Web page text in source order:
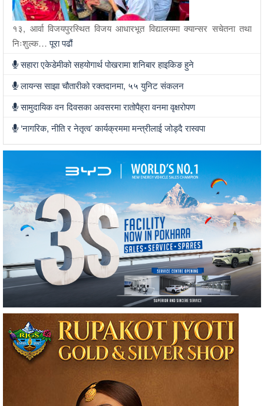
१३, आर्वा विजयपुरस्थित विजय आधारभूत विद्यालयमा क्यान्सर सचेतना तथा
निःशुल्क…पूरा पढौं
सहारा एकेडेमीको सहयोगार्थ पोखरामा शनिबार हाइकिङ हुने
लायन्स साझा चौतारीको रक्तदानमा, ५५ युनिट संकलन
सामुदायिक वन दिवसका अवसरमा रातोपैह्रा वनमा वृक्षरोपण
‘नागरिक, नीति र नेतृत्व’ कार्यक्रममा मन्त्रीलाई जोड्दै रास्वपा